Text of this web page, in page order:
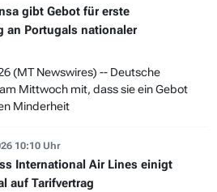
gibt Gebot für erste
an Portugals nationaler
(MT Newswires) -- Deutsche
Mittwoch mit, dass sie ein Gebot
Minderheit
10:10 Uhr
International Air Lines einigt
auf Tarifvertrag